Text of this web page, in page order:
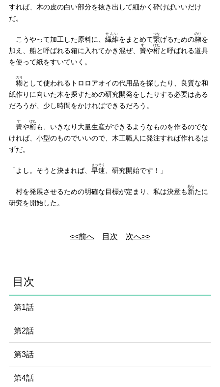
すれば、木の皮の白い部分を抜き出して細かく砕けばいいだけ
だ。
こうやって加工した原料に、 繊維
せんい
をまとめて繋
つな
げるための糊
のり
を
加え、船と呼ばれる箱に入れてかき混ぜ、 簀
す
や桁
けた
と呼ばれる道具
を使って紙をすいていく。
糊
のり
として使われるトロロアオイの代用品を探したり、良質な和
紙作りに向いた木を探すための研究開発をしたりする必要はある
だろうが、少し時間をかければできるだろう。
簀
す
や桁
けた
も、いきなり大量生産ができるようなものを作るのでな
ければ、小型のものでいいので、木工職人に発注すれば作れるは
ずだ。
「よし。そうと決まれば、 早速
さっそく
、研究開始です！」
村を発展させるための明確な目標が定まり、私は決意も新
あら
たに
研究を開始した。
<<前へ 目次 次へ>>
目次
第1話
第2話
第3話
第4話